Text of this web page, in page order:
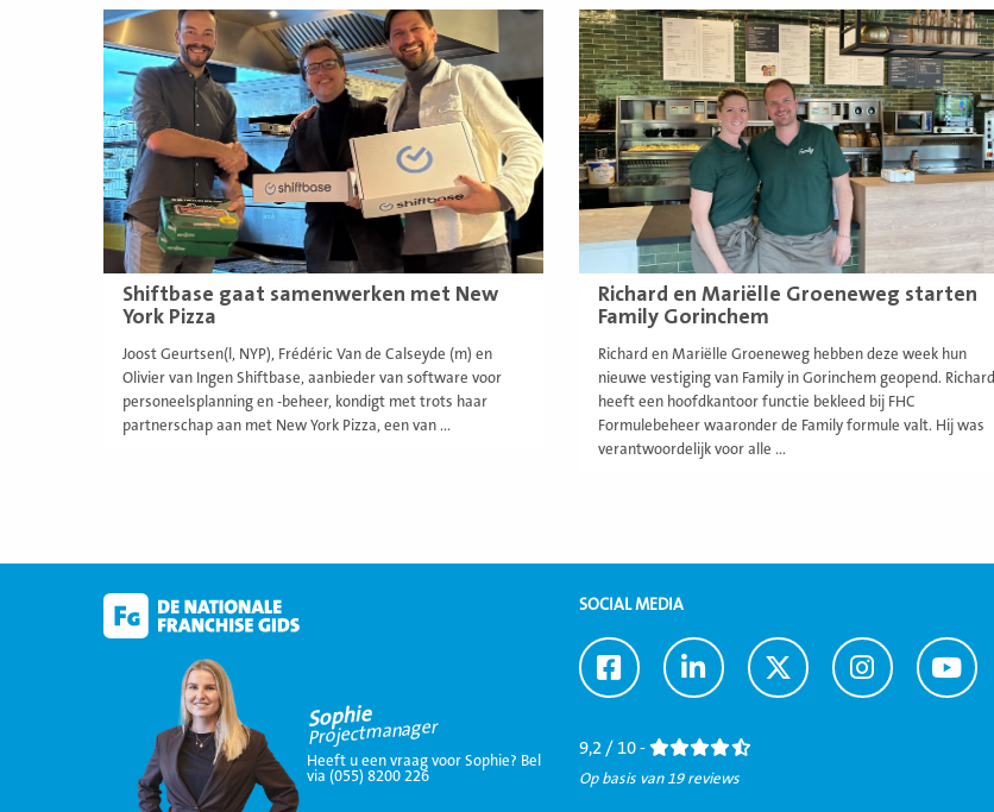
Shiftbase gaat samenwerken met New
York Pizza
Joost Geurtsen(l, NYP), Frédéric Van de Calseyde (m) en
Olivier van Ingen Shiftbase, aanbieder van software voor
personeelsplanning en -beheer, kondigt met trots haar
partnerschap aan met New York Pizza, een van ...
Lees
meer
Richard en Mariëlle Groeneweg starten
Family Gorinchem
Richard en Mariëlle Groeneweg hebben deze week hun
nieuwe vestiging van Family in Gorinchem geopend. Richard
heeft een hoofdkantoor functie bekleed bij FHC
Formulebeheer waaronder de Family formule valt. Hij was
verantwoordelijk voor alle ...
Lees
meer
Sophie
Projectmanager
Heeft u een vraag voor Sophie? Bel
via (055) 8200 226
SOCIAL MEDIA
Ga
naar
Ga
naar
Ga
naar
Ga
naar
Ga
naar
9,2 / 10 -
Op basis van 19 reviews